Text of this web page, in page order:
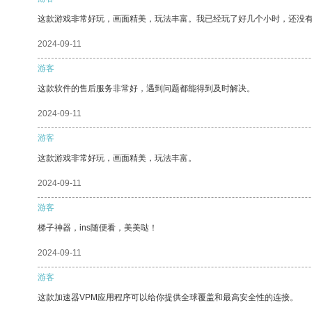
这款游戏非常好玩，画面精美，玩法丰富。我已经玩了好几个小时，还没
2024-09-11
游客
这款软件的售后服务非常好，遇到问题都能得到及时解决。
2024-09-11
游客
这款游戏非常好玩，画面精美，玩法丰富。
2024-09-11
游客
梯子神器，ins随便看，美美哒！
2024-09-11
游客
这款加速器VPM应用程序可以给你提供全球覆盖和最高安全性的连接。